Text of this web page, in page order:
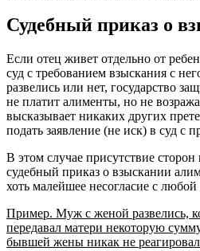
Судебный приказ о
Если отец живет отдельно от
суд с требованием взыскания с
развелись или нет, государство
не платит алименты, но не
высказывает никаких других
подать заявление (не иск) в суд с
В этом случае присутствие сторон
судебный приказ о взыскании
хоть малейшее несогласие с любой
Пример. Муж с женой развелись,
передавал матери некоторую
бывшей жены никак не